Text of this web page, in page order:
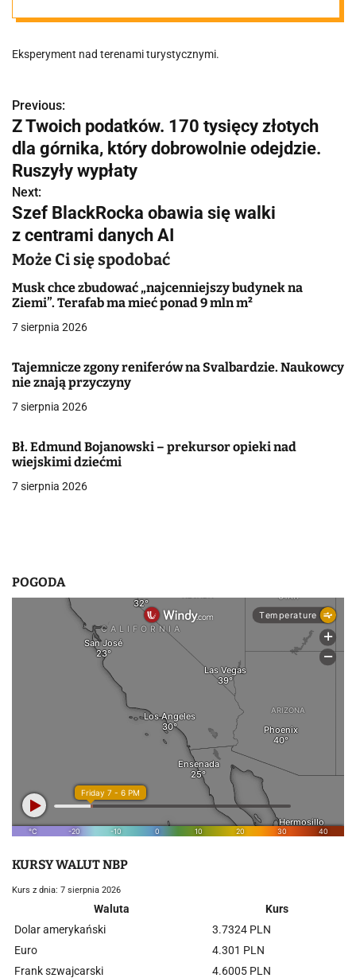
Eksperyment nad terenami turystycznymi.
N
a
w
i
g
a
c
j
w
p
i
s
Previous:
Z Twoich podatków. 170 tysięcy złotych
dla górnika, który dobrowolnie odejdzie.
Ruszyły wypłaty
Next:
Szef BlackRocka obawia się walki
z centrami danych AI
Może Ci się spodobać
Musk chce zbudować „najcenniejszy budynek na
Ziemi”. Terafab ma mieć ponad 9 mln m²
7 sierpnia 2026
Tajemnicze zgony reniferów na Svalbardzie. Naukowcy
nie znają przyczyny
7 sierpnia 2026
Bł. Edmund Bojanowski – prekursor opieki nad
wiejskimi dziećmi
7 sierpnia 2026
POGODA
KURSY WALUT NBP
Kurs z dnia: 7 sierpnia 2026
Waluta
Kurs
Dolar amerykański
3.7324 PLN
Euro
4.301 PLN
Frank szwajcarski
4.6005 PLN